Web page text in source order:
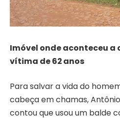
Imóvel onde aconteceu
vítima de 62 anos
Para salvar a vida do
cabeça em chamas,
contou que usou um balde